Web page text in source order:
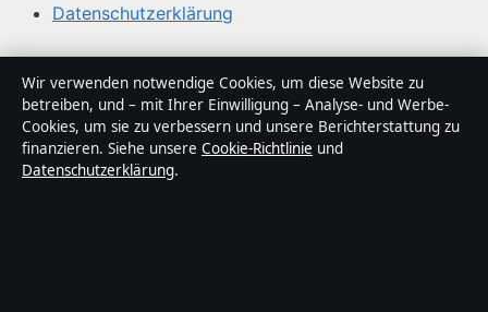
Datenschutzerklärung
Über Abendfokus in Kürze
Abendfokus ist ein unabhängiger digitaler
Nachrichtenanbieter mit Fokus auf Politik, Wirtschaft,
Technik und Gesellschaft in Deutschland. Jeder Artikel
Wir verwenden notwendige Cookies, um diese Website zu
betreiben, und – mit Ihrer Einwilligung – Analyse- und Werbe-
Cookies, um sie zu verbessern und unsere Berichterstattung zu
finanzieren. Siehe unsere Cookie-Richtlinie und
Datenschutzerklärung.